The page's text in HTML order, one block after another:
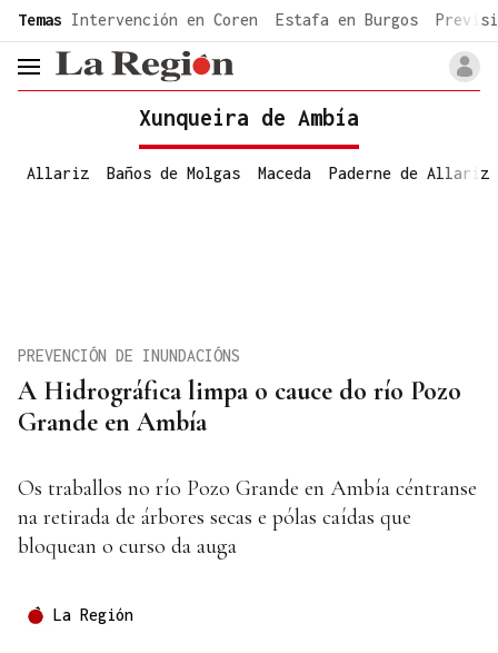
common.go-to-content
Temas Intervención en Coren Estafa en Burgos
header.menu.open
Xunqueira de Ambía
Allariz Baños de Molgas Maceda Paderne de Allariz
A Hidrográfica limpa o cauce do río Pozo
Grande en Ambía
PREVENCIÓN DE INUNDACIÓNS
Os traballos no río Pozo Grande en Ambía céntranse
na retirada de árbores secas e pólas caídas que
bloquean o curso da auga
La Región